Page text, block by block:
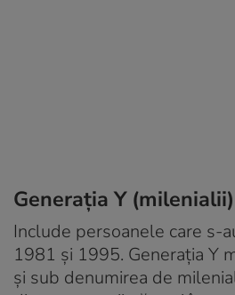
Generația Y (milenialii)
Include persoanele care s-
1981 și 1995. Generația Y
și sub denumirea de